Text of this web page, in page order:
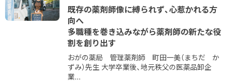
#コミュニケーション
＃他職種
#健康サポート
#在宅
#地域密着
#新しい薬剤師
既存の薬剤師像に縛られず、心惹かれる方
向へ
多職種を巻き込みながら薬剤師の新たな役
割を創り出す
おがの薬局 管理薬剤師 町田一美（まちだ か
ずみ）先生 大学卒業後、地元秩父の医薬品卸企
業...